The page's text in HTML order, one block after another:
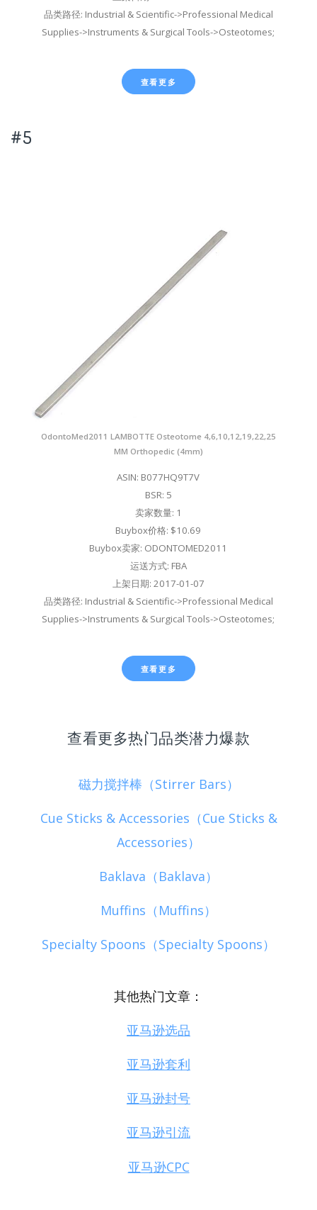
品类路径: Industrial & Scientific->Professional Medical
Supplies->Instruments & Surgical Tools->Osteotomes;
查看更多
#5
OdontoMed2011 LAMBOTTE Osteotome 4,6,10,12,19,22,25
MM Orthopedic (4mm)
ASIN: B077HQ9T7V
BSR: 5
卖家数量: 1
Buybox价格: $10.69
Buybox卖家: ODONTOMED2011
运送方式: FBA
上架日期: 2017-01-07
品类路径: Industrial & Scientific->Professional Medical
Supplies->Instruments & Surgical Tools->Osteotomes;
查看更多
查看更多热门品类潜力爆款
磁力搅拌棒（Stirrer Bars）
Cue Sticks & Accessories（Cue Sticks &
Accessories）
Baklava（Baklava）
Muffins（Muffins）
Specialty Spoons（Specialty Spoons）
其他热门文章：
亚马逊选品
亚马逊套利
亚马逊封号
亚马逊引流
亚马逊CPC